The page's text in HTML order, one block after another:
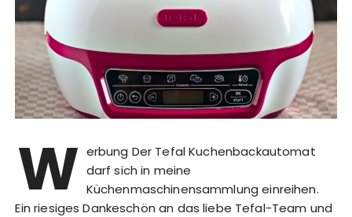
W erbung Der Tefal Kuchenbackautomat
darf sich in meine
Küchenmaschinensammlung einreihen.
Ein riesiges Dankeschön an das liebe Tefal-Team und